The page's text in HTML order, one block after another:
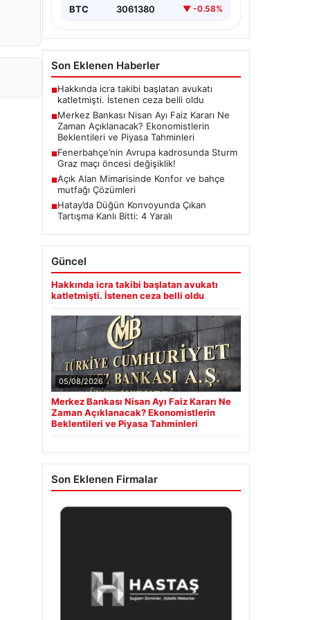
ayı faiz kararını belirlemek üzere…
BTC 3061380 ▼ -0.58%
Son Eklenen Haberler
■Hakkında icra takibi başlatan avukatı
katletmişti. İstenen ceza belli oldu
■Merkez Bankası Nisan Ayı Faiz Kararı Ne
Zaman Açıklanacak? Ekonomistlerin
Beklentileri ve Piyasa Tahminleri
■Fenerbahçe’nin Avrupa kadrosunda Sturm
Graz maçı öncesi değişiklik!
■Açık Alan Mimarisinde Konfor ve bahçe
mutfağı Çözümleri
■Hatay’da Düğün Konvoyunda Çıkan
Tartışma Kanlı Bitti: 4 Yaralı
Güncel
Hakkında icra takibi başlatan avukatı
katletmişti. İstenen ceza belli oldu
05/08/2026
Merkez Bankası Nisan Ayı Faiz Kararı Ne
Zaman Açıklanacak? Ekonomistlerin
Beklentileri ve Piyasa Tahminleri
Son Eklenen Firmalar